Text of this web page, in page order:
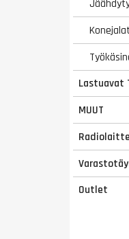
Konejalat
Lastuavat
MUUT
Outlet